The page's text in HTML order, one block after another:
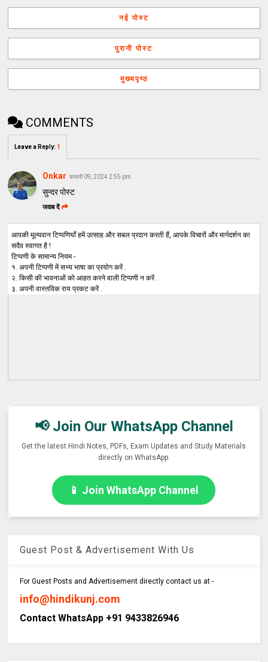
नई पोस्ट
पुरानी पोस्ट
मुख्यपृष्ठ
COMMENTS
Leave a Reply: 1
Onkar फ़रवरी 09, 2024 2:55 pm
सुन्दर पोस्ट
जवाब दें
आपकी मूल्यवान टिप्पणियाँ हमें उत्साह और सबल प्रदान करती हैं, आपके विचारों और मार्गदर्शन का
सदैव स्वागत है !
टिप्पणी के सामान्य नियम -
१. अपनी टिप्पणी में सभ्य भाषा का प्रयोग करें .
२. किसी की भावनाओं को आहत करने वाली टिप्पणी न करें .
३. अपनी वास्तविक राय प्रकट करें .
📢 Join Our WhatsApp Channel
Get the latest Hindi Notes, PDFs, Exam Updates and Study Materials
directly on WhatsApp.
📱 Join WhatsApp Channel
Guest Post & Advertisement With Us
For Guest Posts and Advertisement directly contact us at -
info@hindikunj.com
Contact WhatsApp +91 9433826946